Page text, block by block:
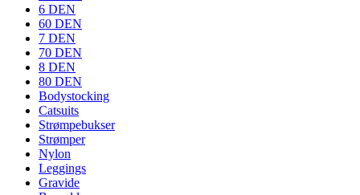
6 DEN
60 DEN
7 DEN
70 DEN
8 DEN
80 DEN
Bodystocking
Catsuits
Strømpebukser
Strømper
Nylon
Leggings
Gravide